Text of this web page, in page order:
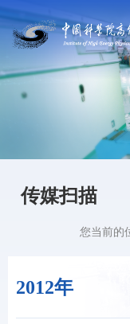
传媒扫描
2012年
您当前的